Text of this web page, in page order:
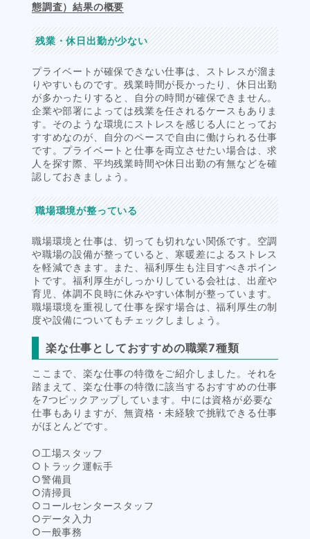
態調査）結果の概要
残業・休日出勤が少ない
プライベートが確保できない仕事は、ストレスが溜ま
りやすいものです。残業時間が長かったり、休日出勤
が多かったりすると、自分の時間が確保できません。
企業や部署によっては残業を任されるケースもありま
す。そのような環境にストレスを感じる人にとってお
すすめなのが、自分のペースで自由に働けられる仕事
です。プライベートと仕事を両立させたい場合は、求
人を探す際、平均残業時間や休日出勤の有無などを確
認しておきましょう。
職場環境が整っている
職場環境と仕事は、切っても切れない関係です。空調
や職場の設備が整っていると、寒暖差によるストレス
を軽減できます。また、福利厚生も注目すべきポイン
トです。福利厚生がしっかりしている会社は、出産や
育児、体調不良時に休みやすい体制が整っています。
職場環境を重視して仕事を探す場合は、福利厚生の制
度や設備についてもチェックしましょう。
楽な仕事としておすすめの職業7種類
ここまで、楽な仕事の特徴をご紹介しました。それを
踏まえて、楽な仕事の特徴に該当するおすすめの仕事
を7つピックアップしています。中には資格が必要な
仕事もありますが、無資格・未経験で挑戦できる仕事
がほとんどです。
○工場スタッフ
○トラック運転手
○警備員
○清掃員
○コールセンタースタッフ
○データ入力
○一般事務